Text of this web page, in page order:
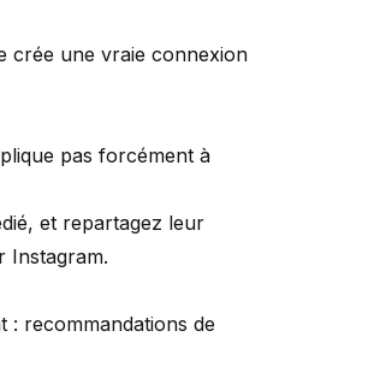
crée une vraie connexion
pas forcément à
et repartagez leur
Instagram.
: recommandations de